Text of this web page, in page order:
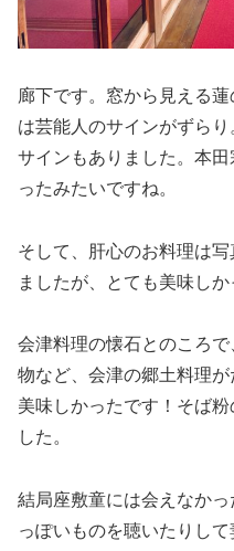
廊下です。窓から見える
は芸能人のサインがずら
サインもありました。本
ったみたいですね。
そして、肝心のお料理は
ましたが、とても美味しか
会津料理の懐石とのころ
物など、会津の郷土料理
美味しかったです！そば
した。
結局座敷童には会えなか
っぽいものを聴いたりし